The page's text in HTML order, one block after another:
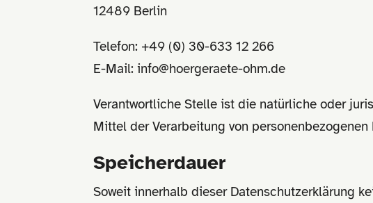
12489 Berlin
Telefon: +49 (0) 30-633 12 266
E-Mail: info@hoergeraete-ohm.de
Verantwortliche Stelle ist die natürliche oder
Mittel der Verarbeitung von
Speicherdauer
Soweit innerhalb dieser Datenschutzerklärung